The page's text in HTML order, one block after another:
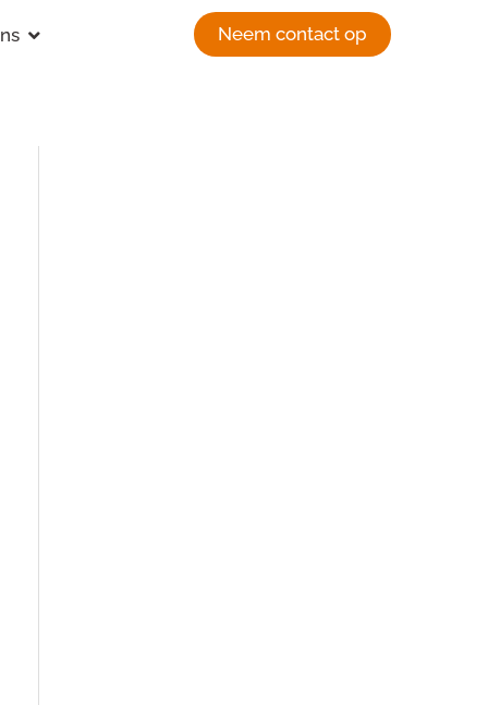
Open Over ons Neem contact op